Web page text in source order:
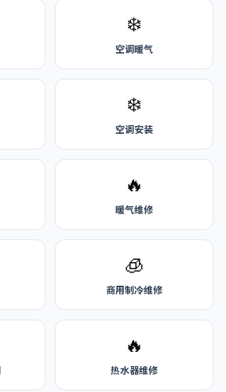
❄️
空调暖气
❄️
空调安装
🔥
暖气维修
🧊
商用制冷维修
🔥
热水器维修